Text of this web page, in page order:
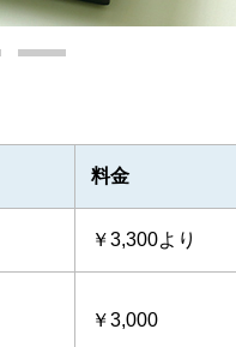
料金
￥3,300より
￥3,000